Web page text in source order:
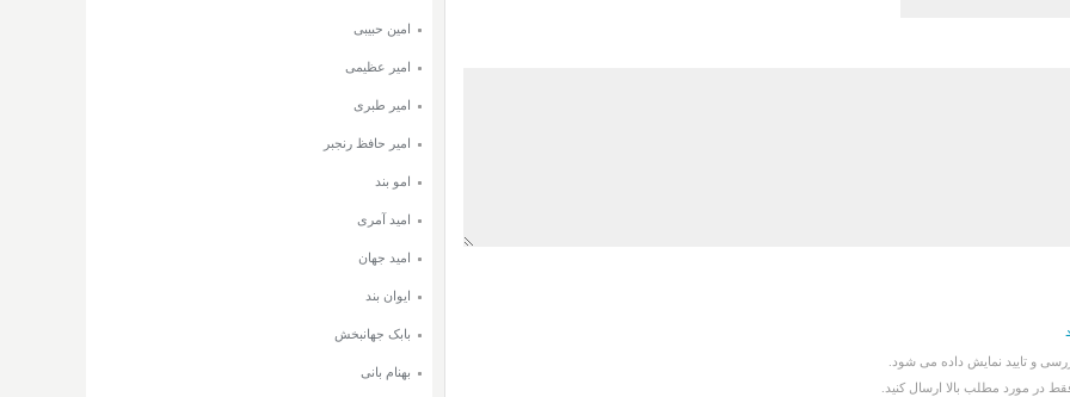
و تایید نمایش داده می شود.
در مورد مطلب بالا ارسال کنید.
امین حبیبی
امیر عظیمی
امیر طبری
امیر حافظ رنجبر
امو بند
امید آمری
امید جهان
ایوان بند
بابک جهانبخش
بهنام بانی